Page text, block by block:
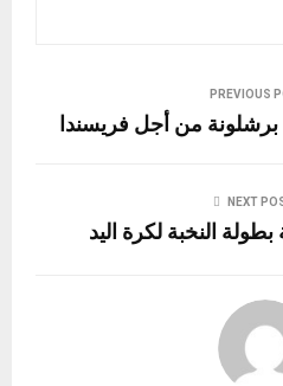
PREVIOUS
من أجل فريسندا
NEXT
النخبة لكرة اليد